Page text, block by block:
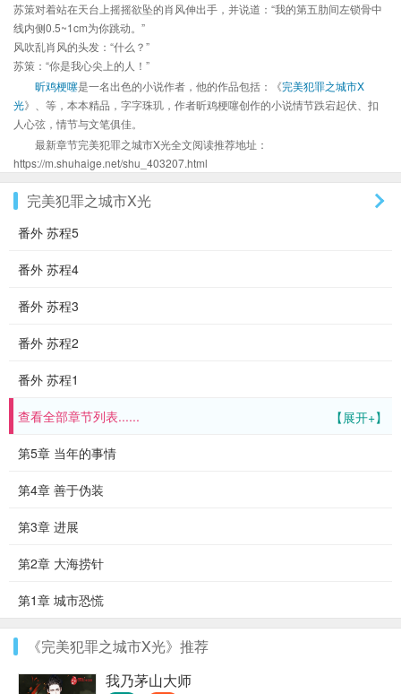
苏策对着站在天台上摇摇欲坠的肖风伸出手，并说道：“我的第五肋间左锁骨中
线内侧0.5~1cm为你跳动。”
风吹乱肖风的头发：“什么？”
苏策：“你是我心尖上的人！”
昕鸡梗噻是一名出色的小说作者，他的作品包括：《完美犯罪之城市X
光》、等，本本精品，字字珠玑，作者昕鸡梗噻创作的小说情节跌宕起伏、扣
人心弦，情节与文笔俱佳。
最新章节完美犯罪之城市X光全文阅读推荐地址：
https://m.shuhaige.net/shu_403207.html
完美犯罪之城市X光
番外 苏程5
番外 苏程4
番外 苏程3
番外 苏程2
番外 苏程1
【展开+】
查看全部章节列表......
第5章 当年的事情
第4章 善于伪装
第3章 进展
第2章 大海捞针
第1章 城市恐慌
《完美犯罪之城市X光》推荐
我乃茅山大师